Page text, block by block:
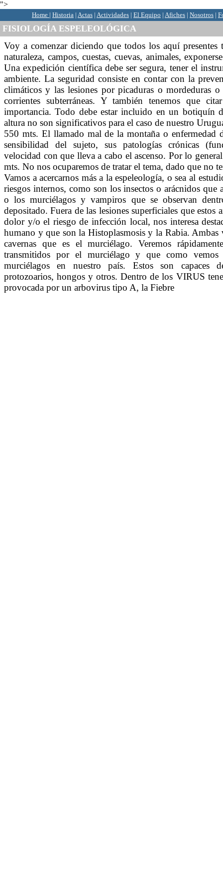
">
Home | Historia | Actas | Actividades | El Equipo | Afiches | Nosotros |
FISIOLOGÍA ESPELEOLÓGICA
Voy a comenzar diciendo que todos los aquí
naturaleza, campos, cuestas, cuevas, animales,
Una expedición científica debe ser segura, tener el
ambiente. La seguridad consiste en contar con la
climáticos y las lesiones por picaduras o mordeduras
corrientes subterráneas. Y también tenemos que
importancia. Todo debe estar incluido en un botiquín
altura no son significativos para el caso de nuestro
550 mts. El llamado mal de la montaña o enfermedad
sensibilidad del sujeto, sus patologías crónicas
velocidad con que lleva a cabo el ascenso. Por lo
mts. No nos ocuparemos de tratar el tema, dado que no
Vamos a acercarnos más a la espeleología, o sea al
riesgos internos, como son los insectos o arácnidos
o los murciélagos y vampiros que se observan
depositado. Fuera de las lesiones superficiales que estos
dolor y/o el riesgo de infección local, nos interesa
humano y que son la Histoplasmosis y la Rabia. Ambas
cavernas que es el murciélago. Veremos
transmitidos por el murciélago y que como
murciélagos en nuestro país. Estos son capaces
protozoarios, hongos y otros. Dentro de los VIRUS
provocada por un arbovirus tipo A, la Fiebre